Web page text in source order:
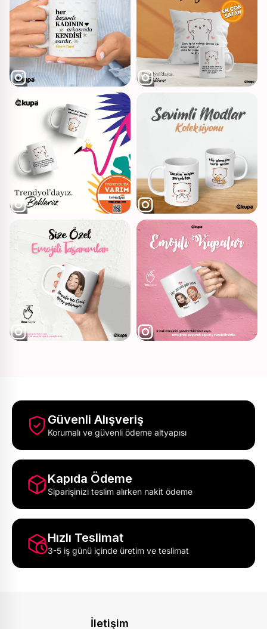
Güvenli Alışveriş
Korumalı ve güvenli ödeme altyapısı
Kapıda Ödeme
Siparişinizi teslim alırken nakit ödeme
Hızlı Teslimat
3-5 iş günü içinde üretim ve teslimat
İletişim